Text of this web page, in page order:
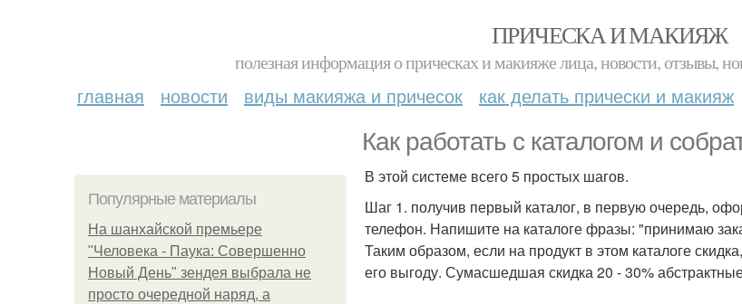
ПРИЧЕСКА И МАКИЯЖ
полезная информация о прическах и макияже лица, новости, отзывы,
главная новости виды макияжа и причесок как делать прически и макияж
Как работать с каталогом и
Популярные материалы
На шанхайской премьере
"Человека - Паука: Совершенно
Новый День" зендея выбрала не
просто очередной наряд, а
В этой системе всего 5 простых шагов.
Шаг 1. получив первый каталог, в первую очередь,
телефон. Напишите на каталоге фразы: "принимаю
Таким образом, если на продукт в этом каталоге
его выгоду. Сумасшедшая скидка 20 - 30%